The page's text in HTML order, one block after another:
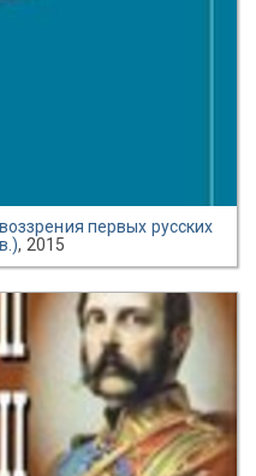
первых русских
, 2015